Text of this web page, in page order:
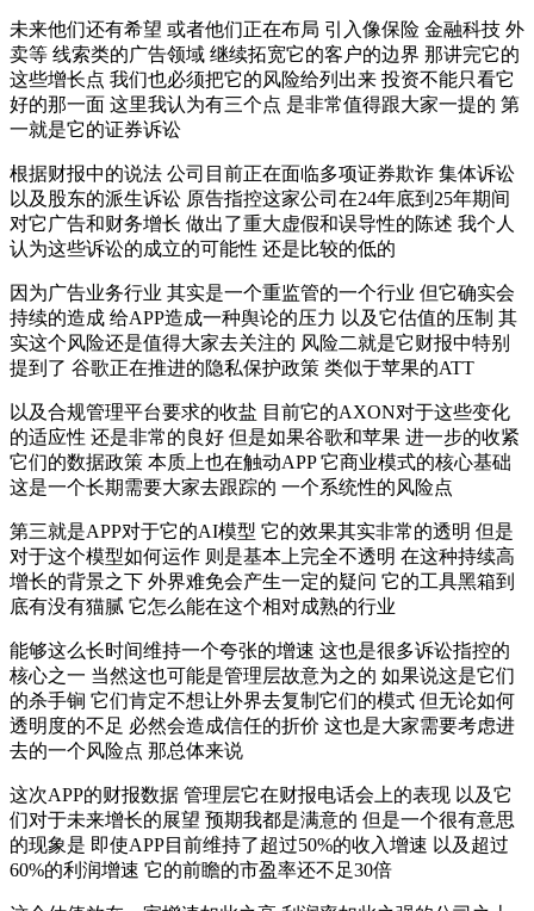
未来他们还有希望 或者他们正在布局 引入像保险 金融科技 外
卖等 线索类的广告领域 继续拓宽它的客户的边界 那讲完它的
这些增长点 我们也必须把它的风险给列出来 投资不能只看它
好的那一面 这里我认为有三个点 是非常值得跟大家一提的 第
一就是它的证券诉讼
根据财报中的说法 公司目前正在面临多项证券欺诈 集体诉讼
以及股东的派生诉讼 原告指控这家公司在24年底到25年期间
对它广告和财务增长 做出了重大虚假和误导性的陈述 我个人
认为这些诉讼的成立的可能性 还是比较的低的
因为广告业务行业 其实是一个重监管的一个行业 但它确实会
持续的造成 给APP造成一种舆论的压力 以及它估值的压制 其
实这个风险还是值得大家去关注的 风险二就是它财报中特别
提到了 谷歌正在推进的隐私保护政策 类似于苹果的ATT
以及合规管理平台要求的收盐 目前它的AXON对于这些变化
的适应性 还是非常的良好 但是如果谷歌和苹果 进一步的收紧
它们的数据政策 本质上也在触动APP 它商业模式的核心基础
这是一个长期需要大家去跟踪的 一个系统性的风险点
第三就是APP对于它的AI模型 它的效果其实非常的透明 但是
对于这个模型如何运作 则是基本上完全不透明 在这种持续高
增长的背景之下 外界难免会产生一定的疑问 它的工具黑箱到
底有没有猫腻 它怎么能在这个相对成熟的行业
能够这么长时间维持一个夸张的增速 这也是很多诉讼指控的
核心之一 当然这也可能是管理层故意为之的 如果说这是它们
的杀手锏 它们肯定不想让外界去复制它们的模式 但无论如何
透明度的不足 必然会造成信任的折价 这也是大家需要考虑进
去的一个风险点 那总体来说
这次APP的财报数据 管理层它在财报电话会上的表现 以及它
们对于未来增长的展望 预期我都是满意的 但是一个很有意思
的现象是 即使APP目前维持了超过50%的收入增速 以及超过
60%的利润增速 它的前瞻的市盈率还不足30倍